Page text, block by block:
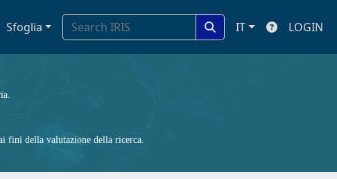
Sfoglia IT LOGIN
fini della valutazione della ricerca.